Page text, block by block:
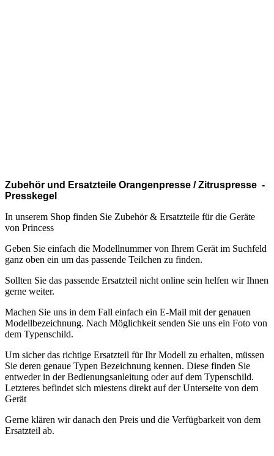
Zubehör und Ersatzteile Orangenpresse / Zitruspresse -
Presskegel
In unserem Shop finden Sie Zubehör & Ersatzteile für die Geräte
von Princess
Geben Sie einfach die Modellnummer von Ihrem Gerät im Suchfeld
ganz oben ein um das passende Teilchen zu finden.
Sollten Sie das passende Ersatzteil nicht online sein helfen wir Ihnen
gerne weiter.
Machen Sie uns in dem Fall einfach ein E-Mail mit der genauen
Modellbezeichnung. Nach Möglichkeit senden Sie uns ein Foto von
dem Typenschild.
Um sicher das richtige Ersatzteil für Ihr Modell zu erhalten, müssen
Sie deren genaue Typen Bezeichnung kennen. Diese finden Sie
entweder in der Bedienungsanleitung oder auf dem Typenschild.
Letzteres befindet sich miestens direkt auf der Unterseite von dem
Gerät
Gerne klären wir danach den Preis und die Verfügbarkeit von dem
Ersatzteil ab.